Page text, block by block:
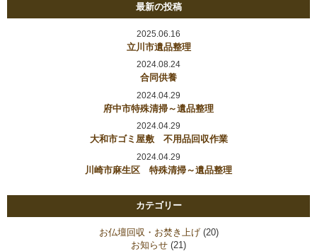
最新の投稿
2025.06.16
立川市遺品整理
2024.08.24
合同供養
2024.04.29
府中市特殊清掃～遺品整理
2024.04.29
大和市ゴミ屋敷 不用品回収作業
2024.04.29
川崎市麻生区 特殊清掃～遺品整理
カテゴリー
お仏壇回収・お焚き上げ(20)
お知らせ (21)